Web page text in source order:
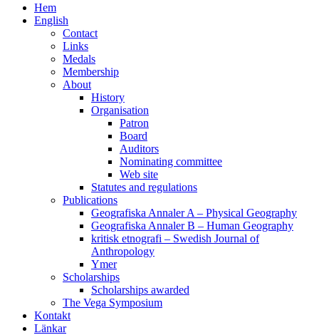
Hem
English
Contact
Links
Medals
Membership
About
History
Organisation
Patron
Board
Auditors
Nominating committee
Web site
Statutes and regulations
Publications
Geografiska Annaler A – Physical Geography
Geografiska Annaler B – Human Geography
kritisk etnografi – Swedish Journal of
Anthropology
Ymer
Scholarships
Scholarships awarded
The Vega Symposium
Kontakt
Länkar